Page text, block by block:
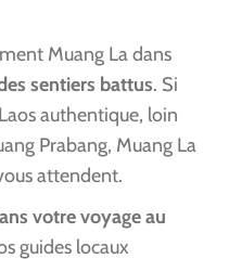
Muang La dans
sentiers battus. Si
authentique, loin
Prabang, Muang La
attendent.
votre voyage au
guides locaux